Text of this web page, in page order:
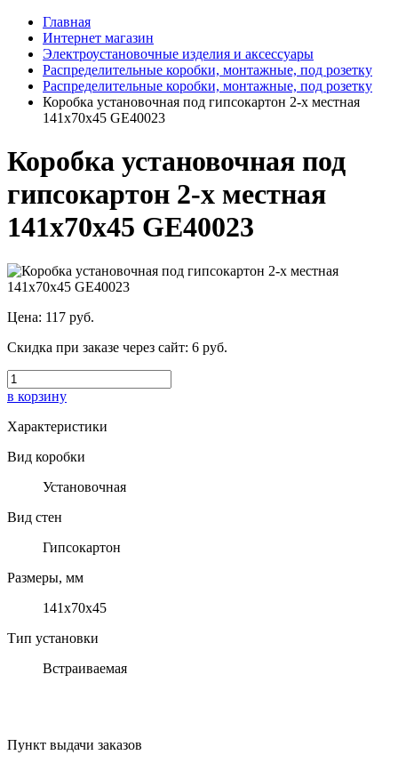
Главная
Интернет магазин
Электроустановочные изделия и аксессуары
Распределительные коробки, монтажные, под розетку
Распределительные коробки, монтажные, под розетку
Коробка установочная под гипсокартон 2-х местная
141х70х45 GE40023
Коробка установочная под
гипсокартон 2-х местная
141х70х45 GE40023
Цена: 117 руб.
Скидка при заказе через сайт: 6 руб.
в корзину
Характеристики
Вид коробки
Установочная
Вид стен
Гипсокартон
Размеры, мм
141х70х45
Тип установки
Встраиваемая
Пункт выдачи заказов